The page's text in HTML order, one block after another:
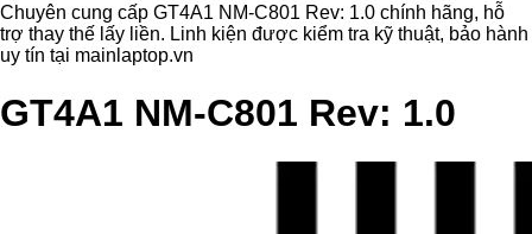
Chuyên cung cấp GT4A1 NM-C801 Rev: 1.0 chính hãng, hỗ
trợ thay thế lấy liền. Linh kiện được kiểm tra kỹ thuật, bảo hành
uy tín tại mainlaptop.vn
GT4A1 NM-C801 Rev: 1.0